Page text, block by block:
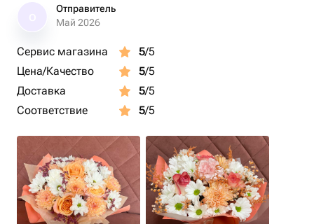
Отправитель
Май 2026
Сервис магазина 5/5
Цена/Качество
5/5
Доставка
5/5
Соответствие
5/5